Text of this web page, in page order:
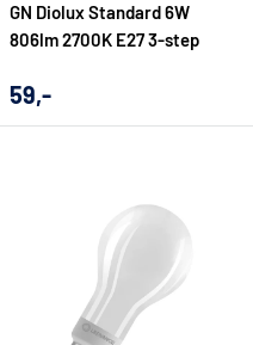
GN Diolux Standard 6W
806lm 2700K E27 3-step
Udsalgs
59,-